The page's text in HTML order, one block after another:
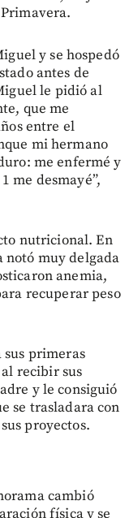
y se hospedó
antes de
le pidió al
que me
entre el
mi hermano
me enfermé y
me desmayé”,
nutricional. En
notó muy delgada
anemia,
recuperar peso
primeras
recibir sus
y le consiguió
se trasladara con
proyectos.
cambió
física y se